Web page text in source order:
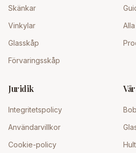
Skänkar
Vinkylar
Glasskåp
Förvaringsskåp
Juridik
Integritetspolicy
Användarvillkor
Cookie-policy